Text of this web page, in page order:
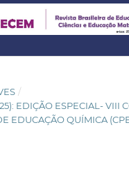
/
EDIÇÃO ESPECIAL- VIII
EDUCAÇÃO QUÍMICA